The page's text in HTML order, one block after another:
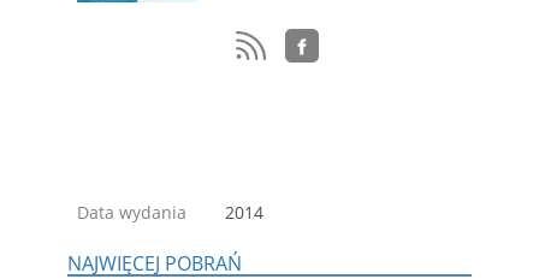
Data wydania 2014
NAJWIĘCEJ POBRAŃ